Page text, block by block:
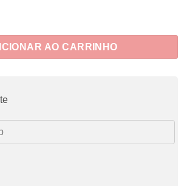
AO CARRINHO